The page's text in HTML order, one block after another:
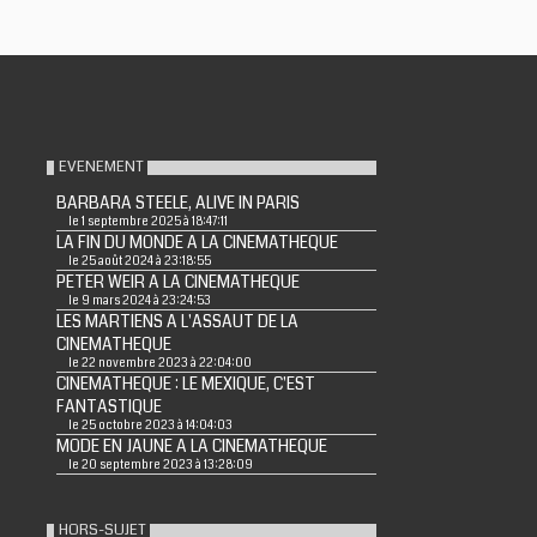
EVENEMENT
BARBARA STEELE, ALIVE IN PARIS
le 1 septembre 2025 à 18:47:11
LA FIN DU MONDE A LA CINEMATHEQUE
le 25 août 2024 à 23:18:55
PETER WEIR A LA CINEMATHEQUE
le 9 mars 2024 à 23:24:53
LES MARTIENS A L'ASSAUT DE LA
CINEMATHEQUE
le 22 novembre 2023 à 22:04:00
CINEMATHEQUE : LE MEXIQUE, C'EST
FANTASTIQUE
le 25 octobre 2023 à 14:04:03
MODE EN JAUNE A LA CINEMATHEQUE
le 20 septembre 2023 à 13:28:09
HORS-SUJET